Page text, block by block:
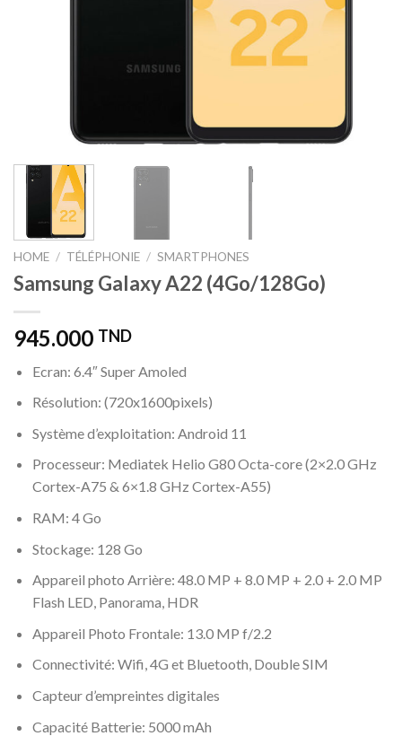
HOME / TÉLÉPHONIE / SMARTPHONES
Samsung Galaxy A22 (4Go/128Go)
945.000 TND
Ecran: 6.4″ Super Amoled
Résolution: (720x1600pixels)
Système d’exploitation: Android 11
Processeur: Mediatek Helio G80 Octa-core (2×2.0 GHz
Cortex-A75 & 6×1.8 GHz Cortex-A55)
RAM: 4 Go
Stockage: 128 Go
Appareil photo Arrière: 48.0 MP + 8.0 MP + 2.0 + 2.0 MP
Flash LED, Panorama, HDR
Appareil Photo Frontale: 13.0 MP f/2.2
Connectivité: Wifi, 4G et Bluetooth, Double SIM
Capteur d’empreintes digitales
Capacité Batterie: 5000 mAh